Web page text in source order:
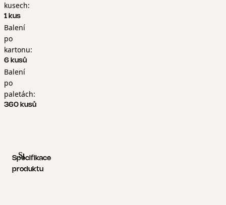
kusech:
1 kus
Balení
po
kartonu:
6 kusů
Balení
po
paletách:
360 kusů
Specifikace produktu
Specifikace
produktu